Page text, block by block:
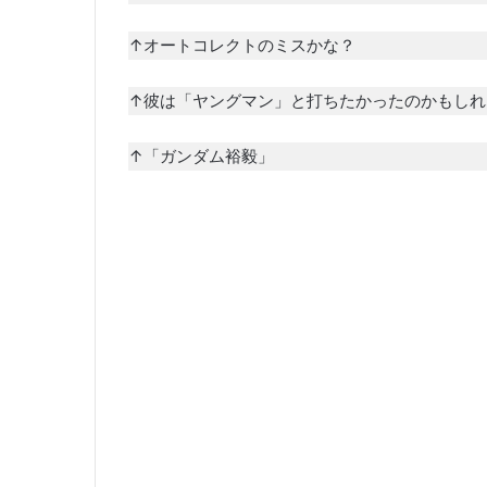
↑オートコレクトのミスかな？
↑彼は「ヤングマン」と打ちたかったのかもし
↑「ガンダム裕毅」